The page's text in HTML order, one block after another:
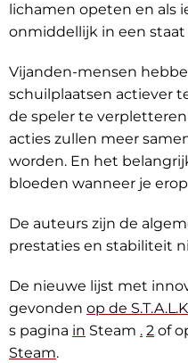
lichamen opeten en als
onmiddellijk in een
Vijanden-mensen
schuilplaatsen actiever
de speler te
acties zullen meer
worden. En het
bloeden wanneer je
De auteurs zijn de
prestaties en stabiliteit
De nieuwe lijst met
gevonden op de
s pagina in Steam . 2 of
Steam.